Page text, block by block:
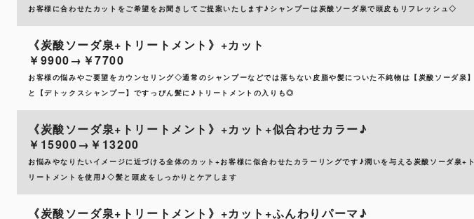
お客様に合わせたカットをご希望をお聞きしてご提案いたします♪シャンプーは炭酸ソーダ泉で頭皮もリフレッシュ◇
《炭酸ソーダ泉+トリートメント》+カット
￥9900→￥7700
お客様の悩みやご要望をカウンセリング◇通常のシャンプーなどでは落ちない皮脂や髪についた不純物は【炭酸ソーダ泉】
と【デトックスシャンプー】ですっぴん髪に♪トリートメントの入りも◎
《炭酸ソーダ泉+トリートメント》+カット+似合わせカラー♪
￥15900→￥13200
お悩みやなりたいイメージに近づける全体のカット+お客様に似合わせたカラーリングです♪潤いを与える炭酸ソーダ泉+ト
リートメントを使用♪◇髪と頭皮をしっかりとケアします
《炭酸ソーダ泉+トリートメント》+カット+ふんわりパーマ♪